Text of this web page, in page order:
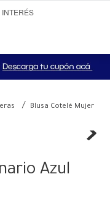
Blusa Cotelé Mujer
Azul